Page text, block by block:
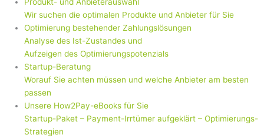
Wir suchen die optimalen Produkte und Anbieter für Sie
Optimierung bestehender Zahlungslösungen
Analyse des Ist-Zustandes und
Aufzeigen des Optimierungspotenzials
Startup-Beratung
Worauf Sie achten müssen und welche Anbieter am besten
passen
Unsere How2Pay-eBooks für Sie
Startup-Paket – Payment-Irrtümer aufgeklärt – Optimierungs-
Strategien